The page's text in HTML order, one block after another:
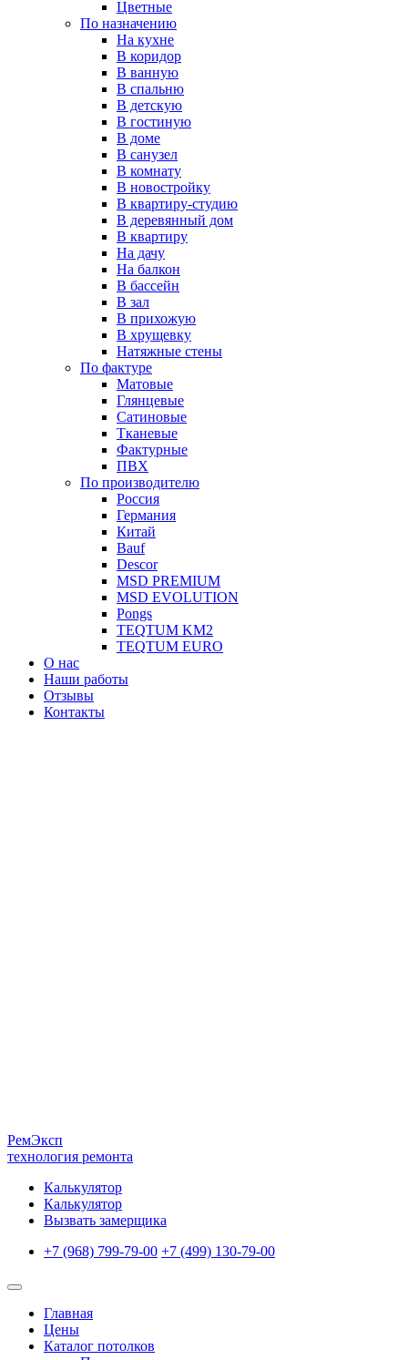
Цветные
По назначению
На кухне
В коридор
В ванную
В спальню
В детскую
В гостиную
В доме
В санузел
В комнату
В новостройку
В квартиру-студию
В деревянный дом
В квартиру
На дачу
На балкон
В бассейн
В зал
В прихожую
В хрущевку
Натяжные стены
По фактуре
Матовые
Глянцевые
Сатиновые
Тканевые
Фактурные
ПВХ
По производителю
Россия
Германия
Китай
Вauf
Descor
MSD PREMIUM
MSD EVOLUTION
Pongs
TEQTUM KM2
TEQTUM EURO
О нас
Наши работы
Отзывы
Контакты
РемЭксп
технология ремонта
Калькулятор
Калькулятор
Вызвать замерщика
+7 (968) 799-79-00 +7 (499) 130-79-00
Главная
Цены
Каталог потолков